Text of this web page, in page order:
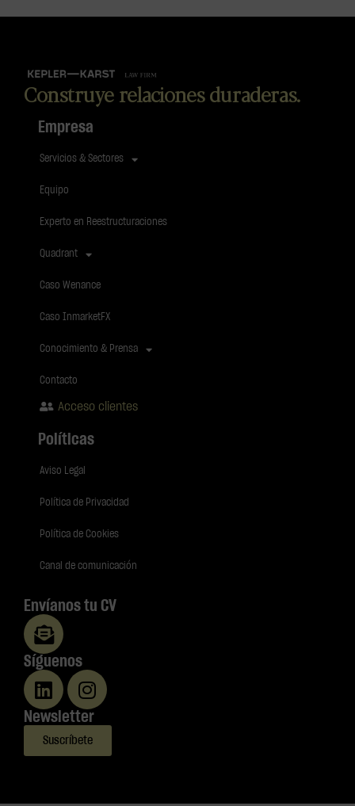
Construye relaciones duraderas.
Empresa
Servicios & Sectores
Equipo
Experto en Reestructuraciones
Quadrant
Caso Wenance
Caso InmarketFX
Conocimiento & Prensa
Contacto
Acceso clientes
Políticas
Aviso Legal
Política de Privacidad
Política de Cookies
Canal de comunicación
Envíanos tu CV
Síguenos
Newsletter
Suscríbete